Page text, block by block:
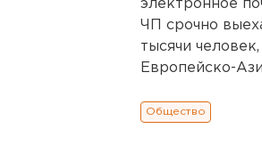
электронное
ЧП срочно
тысячи
Европейско-
Общество